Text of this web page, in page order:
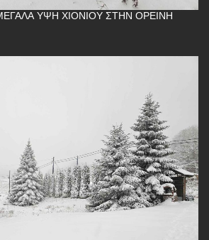
ΎΨΗ ΧΙΟΝΙΟΎ ΣΤΗΝ ΟΡΕΙΝΉ